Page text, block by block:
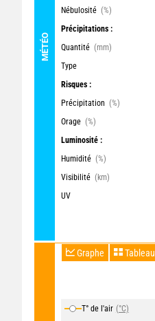
MÉTÉO
Nébulosité (%)
Précipitations :
Quantité (mm)
Type
Risques :
Précipitation (%)
Orage (%)
Luminosité :
Humidité (%)
Visibilité (km)
UV
Graphe Tableau
T° de l'air (°C)